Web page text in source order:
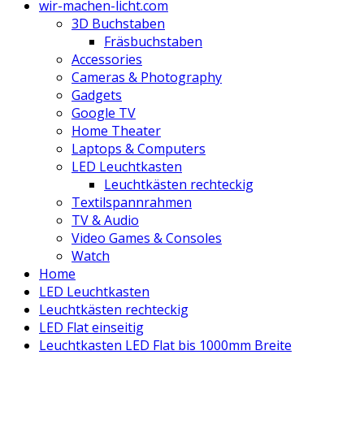
wir-machen-licht.com
3D Buchstaben
Fräsbuchstaben
Accessories
Cameras & Photography
Gadgets
Google TV
Home Theater
Laptops & Computers
LED Leuchtkasten
Leuchtkästen rechteckig
Textilspannrahmen
TV & Audio
Video Games & Consoles
Watch
Home
LED Leuchtkasten
Leuchtkästen rechteckig
LED Flat einseitig
Leuchtkasten LED Flat bis 1000mm Breite